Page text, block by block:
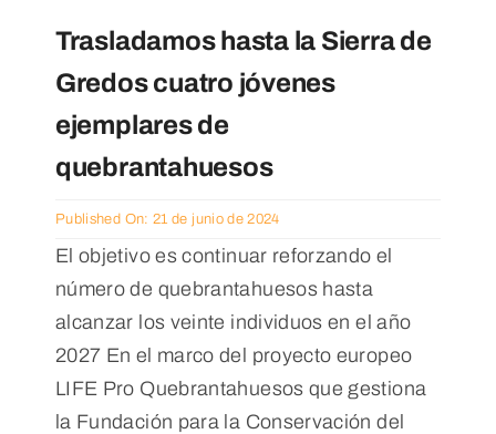
Trasladamos hasta la Sierra de
Gredos cuatro jóvenes
ejemplares de
quebrantahuesos
Published On: 21 de junio de 2024
El objetivo es continuar reforzando el
número de quebrantahuesos hasta
alcanzar los veinte individuos en el año
2027 En el marco del proyecto europeo
LIFE Pro Quebrantahuesos que gestiona
la Fundación para la Conservación del